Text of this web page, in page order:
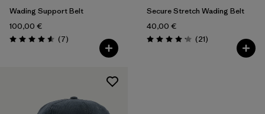
Wading Support Belt
100,00 €
Évaluation: 4.6 / 5
(7Avis
)
Secure Stretch Wading Belt
40,00 €
Évaluation: 4.2 / 5
(21Avis
)